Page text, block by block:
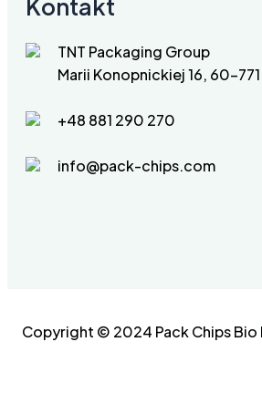
Kontakt
TNT Packaging Group
Marii Konopnickiej 16, 60-
+48 881 290 270
info@pack-chips.com
Copyright © 2024 Pack Chips Bio